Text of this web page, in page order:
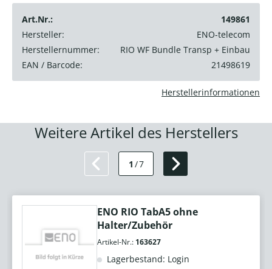
Art.Nr.:
149861
Hersteller:
ENO-telecom
Herstellernummer:
RIO WF Bundle Transp + Einbau
EAN / Barcode:
21498619
Herstellerinformationen
Weitere Artikel des Herstellers
1 /7
ENO RIO TabA5 ohne
Halter/Zubehör
Artikel-Nr.: 163627
Lagerbestand: Login